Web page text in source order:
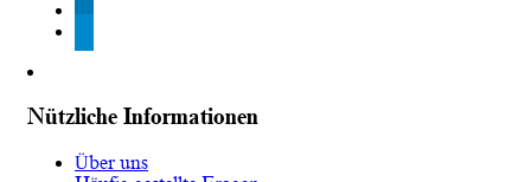
Nützliche Informationen
Über uns